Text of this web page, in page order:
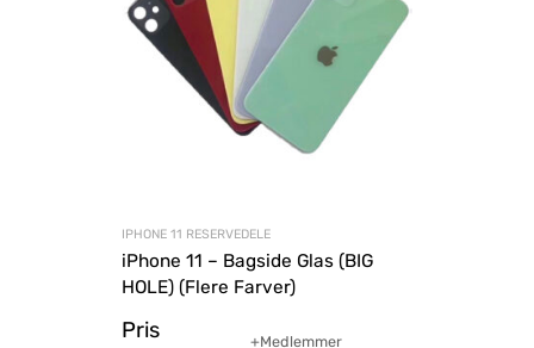
IPHONE 11 RESERVEDELE
iPhone 11 – Bagside Glas (BIG
HOLE) (Flere Farver)
Pris
+Medlemmer